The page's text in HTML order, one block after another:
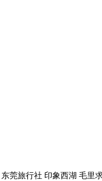
东莞旅行社 印象西湖 毛里